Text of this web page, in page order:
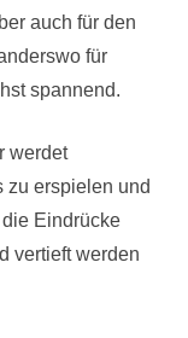
auch für den
für
spannend.
werdet
zu erspielen und
Eindrücke
vertieft werden